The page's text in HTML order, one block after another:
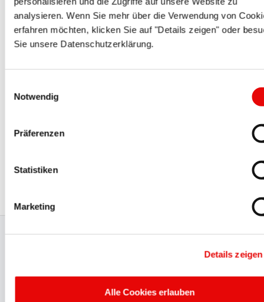
analysieren. Wenn Sie mehr über die Verwendung von
erfahren möchten, klicken Sie auf "Details zeigen" oder
Sie unsere Datenschutzerklärung.
Notwendig
Präferenzen
Statistiken
Marketing
Details zeigen
Alle Cookies erlauben
QUICK-FIT®EPN 520
Joints multi-fils / antipoussière
Obturateurs filetés
Production certifiée et gestion
de la qualité
PROTEC répond aux exigences les plus strictes en